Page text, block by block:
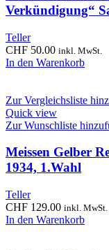
Verkündigung“
Teller
CHF 50.00 inkl. MwSt.
In den Warenkorb
Zur Vergleichsliste
Quick view
Zur Wunschliste
Meissen Gelber
1934, 1.Wahl
Teller
CHF 129.00 inkl. MwSt.
In den Warenkorb